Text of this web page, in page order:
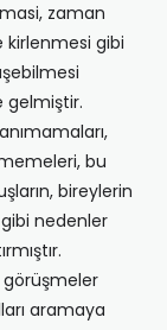
zaman
kirlenmesi gibi
gelmiştir.
bu
bireylerin
nedenler
görüşmeler
aramaya